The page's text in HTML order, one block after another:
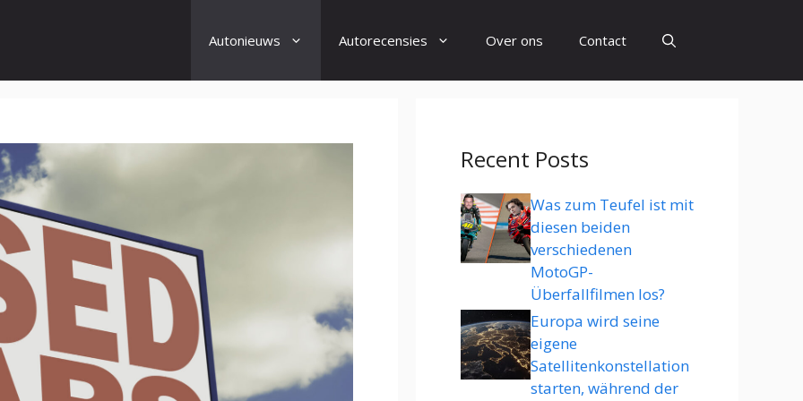
Autonieuws Autorecensies Over ons Contact
Recent Posts
Was zum Teufel ist mit
diesen beiden
verschiedenen
MotoGP-
Überfallfilmen los?
Europa wird seine
eigene
Satellitenkonstellation
starten, während der